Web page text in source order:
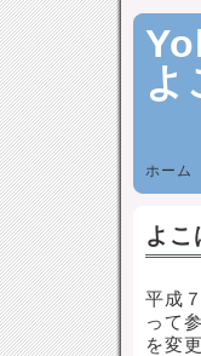
よ
ホーム
よこ
平成
って
を変